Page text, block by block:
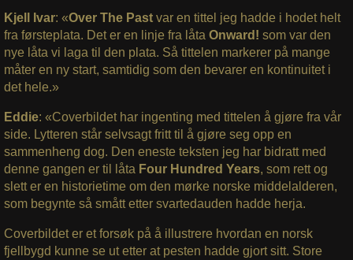
Kjell Ivar: «Over The Past var en tittel jeg hadde i hodet helt
fra førsteplata. Det er en linje fra låta Onward! som var den
nye låta vi laga til den plata. Så tittelen markerer på mange
måter en ny start, samtidig som den bevarer en kontinuitet i
det hele.»
Eddie: «Coverbildet har ingenting med tittelen å gjøre fra vår
side. Lytteren står selvsagt fritt til å gjøre seg opp en
sammenheng dog. Den eneste teksten jeg har bidratt med
denne gangen er til låta Four Hundred Years, som rett og
slett er en historietime om den mørke norske middelalderen,
som begynte så smått etter svartedauden hadde herja.
Coverbildet er et forsøk på å illustrere hvordan en norsk
fjellbygd kunne se ut etter at pesten hadde gjort sitt. Store